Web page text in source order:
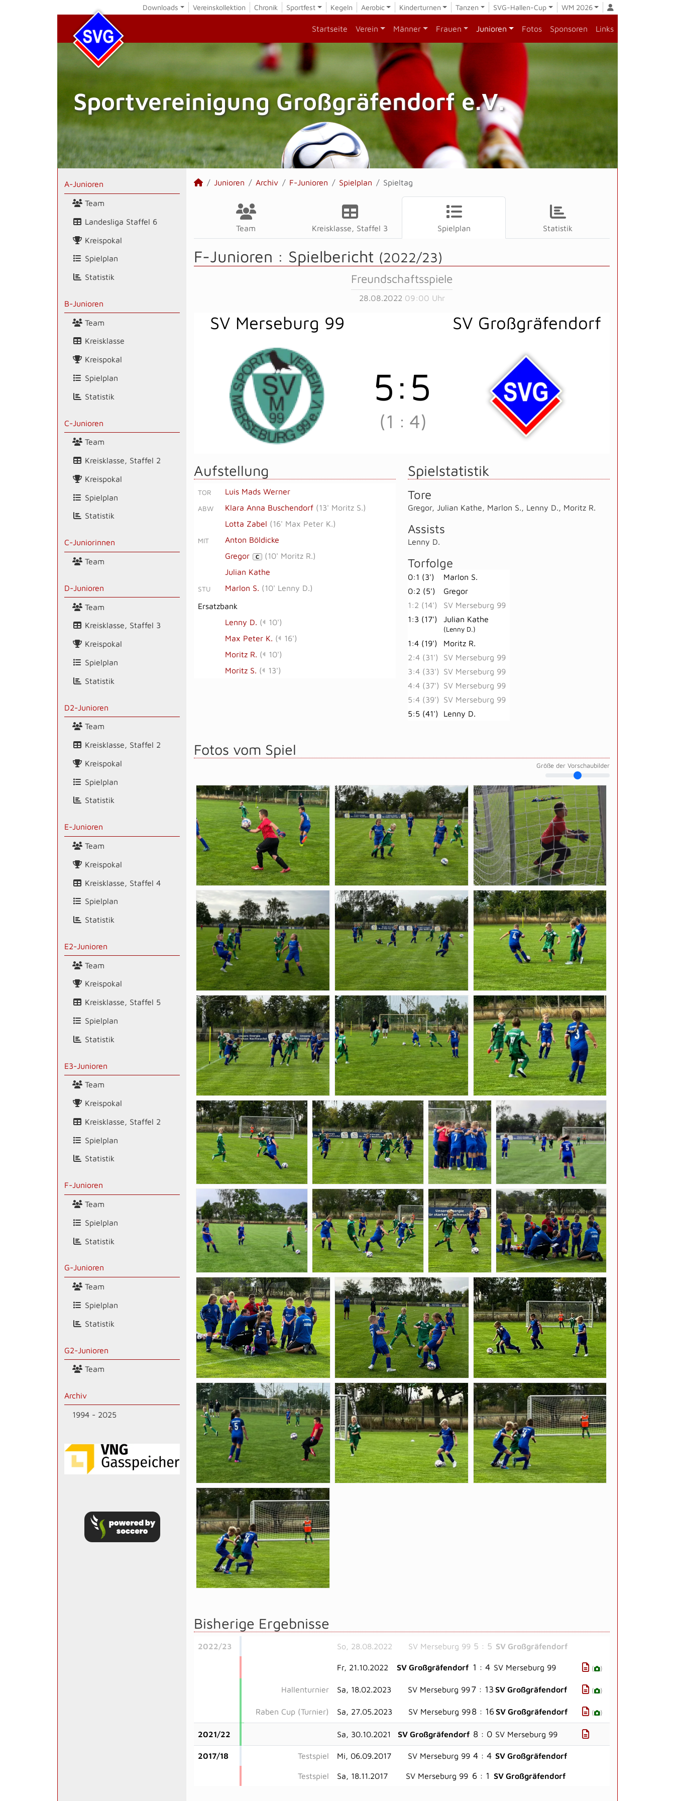
Downloads Vereinskollektion Chronik Sportfest Kegeln Aerobic Kinderturnen Tanzen SVG-Hallen-Cup WM 2026
Startseite Verein Männer Frauen Junioren Fotos Sponsoren Links
Sportvereinigung Großgräfendorf e.V.
A-Junioren
Team
Landesliga Staffel 6
Kreispokal
Spielplan
Statistik
B-Junioren
Team
Kreisklasse
Kreispokal
Spielplan
Statistik
C-Junioren
Team
Kreisklasse, Staffel 2
Kreispokal
Spielplan
Statistik
C-Juniorinnen
Team
D-Junioren
Team
Kreisklasse, Staffel 3
Kreispokal
Spielplan
Statistik
D2-Junioren
Team
Kreisklasse, Staffel 2
Kreispokal
Spielplan
Statistik
E-Junioren
Team
Kreispokal
Kreisklasse, Staffel 4
Spielplan
Statistik
E2-Junioren
Team
Kreispokal
Kreisklasse, Staffel 5
Spielplan
Statistik
E3-Junioren
Team
Kreispokal
Kreisklasse, Staffel 2
Spielplan
Statistik
F-Junioren
Team
Spielplan
Statistik
G-Junioren
Team
Spielplan
Statistik
G2-Junioren
Team
Archiv
1994 - 2025
Junioren Archiv F-Junioren Spielplan Spieltag
Team Kreisklasse, Staffel 3 Spielplan Statistik
F-Junioren : Spielbericht (2022/23)
Freundschaftsspiele
28.08.2022 09:00 Uhr
SV Merseburg 99 SV Großgräfendorf
5:5
(1 : 4)
Aufstellung
TOR Luis Mads Werner
ABW Klara Anna Buschendorf (13' Moritz S. )
Lotta Zabel (16' Max Peter K. )
MIT
Anton Böldicke
Gregor
C (10' Moritz R. )
Julian Kathe
STU Marlon S. (10' Lenny D. )
Ersatzbank
Lenny D.
(
10')
Max Peter K.
(
16')
Moritz R.
(
10')
Moritz S.
( 13')
Spielstatistik
Tore
Gregor, Julian Kathe Marlon S. Lenny D. Moritz R.
Assists
Lenny D.
Torfolge
0:1 (3')
Marlon S.
0:2 (5')
Gregor
1:2 (14')
SV Merseburg 99
1:3 (17')
Julian Kathe
(Lenny D.)
1:4 (19')
Moritz R.
2:4 (31')
SV Merseburg 99
3:4 (33')
SV Merseburg 99
4:4 (37')
SV Merseburg 99
5:4 (39')
SV Merseburg 99
5:5 (41')
Lenny D.
Fotos vom Spiel
Größe der Vorschaubilder
Bisherige Ergebnisse
2022/23 So, 28.08.2022 SV Merseburg 99 5 : 5 SV Großgräfendorf
Fr, 21.10.2022 SV Großgräfendorf 1 : 4 SV Merseburg 99 ( )
Hallenturnier Sa, 18.02.2023 SV Merseburg 997 : 13 SV Großgräfendorf ( )
Raben Cup (Turnier) Sa, 27.05.2023 SV Merseburg 998 : 16 SV Großgräfendorf ( )
2021/22 Sa, 30.10.2021 SV Großgräfendorf 8 : 0 SV Merseburg 99
2017/18 Testspiel Mi, 06.09.2017 SV Merseburg 99 4 : 4 SV Großgräfendorf
Testspiel Sa, 18.11.2017 SV Merseburg 99 6 : 1 SV Großgräfendorf